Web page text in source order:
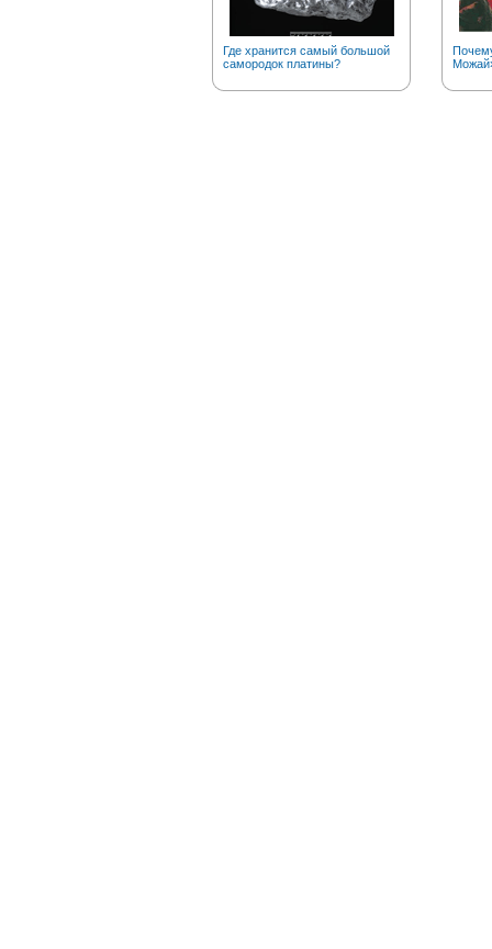
Где хранится самый большой
самородок платины?